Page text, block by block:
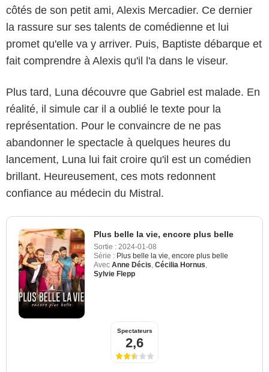
côtés de son petit ami, Alexis Mercadier. Ce dernier
la rassure sur ses talents de comédienne et lui
promet qu'elle va y arriver. Puis, Baptiste débarque et
fait comprendre à Alexis qu'il l'a dans le viseur.
Plus tard, Luna découvre que Gabriel est malade. En
réalité, il simule car il a oublié le texte pour la
représentation. Pour le convaincre de ne pas
abandonner le spectacle à quelques heures du
lancement, Luna lui fait croire qu'il est un comédien
brillant. Heureusement, ces mots redonnent
confiance au médecin du Mistral.
Plus belle la vie, encore plus belle
Sortie : 2024-01-08
Série : Plus belle la vie, encore plus belle
Avec Anne Décis Cécilia Hornus
Sylvie Flepp
Spectateurs
2,6